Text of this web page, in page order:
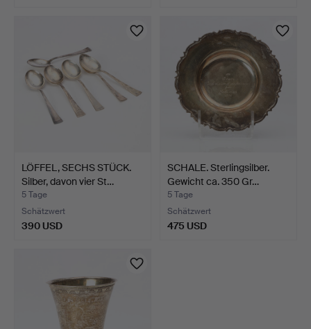
LÖFFEL, SECHS STÜCK.
Silber, davon vier St…
5 Tage
Schätzwert
390 USD
SCHALE. Sterlingsilber.
Gewicht ca. 350 Gr…
5 Tage
Schätzwert
475 USD